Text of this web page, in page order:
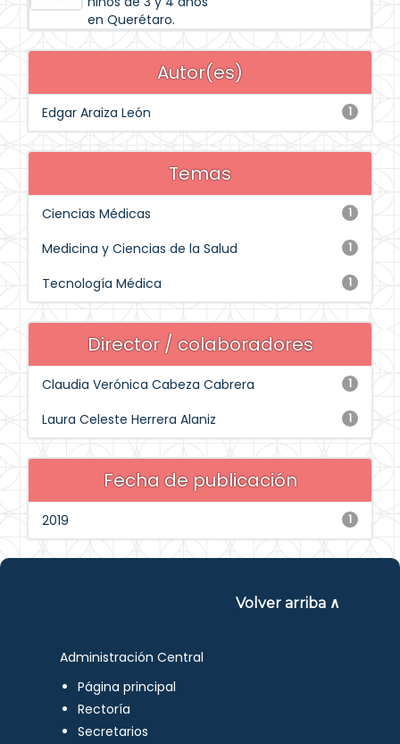
en Querétaro.
Autor(es)
1
Edgar Araiza León
Temas
1
Ciencias Médicas
1
Medicina y Ciencias de la Salud
1
Tecnología Médica
Director / colaboradores
1
Claudia Verónica Cabeza Cabrera
1
Laura Celeste Herrera Alaniz
Fecha de publicación
1
2019
Volver arriba ∧
Administración Central
Página principal
Rectoría
Secretarios